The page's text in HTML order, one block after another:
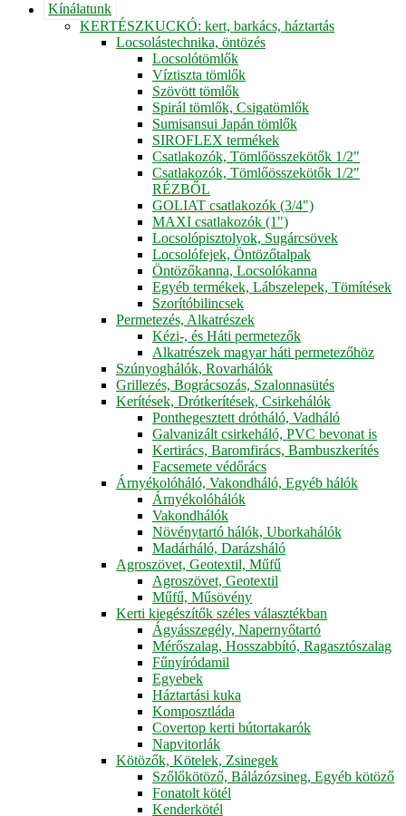
Kínálatunk
KERTÉSZKUCKÓ: kert, barkács, háztartás
Locsolástechnika, öntözés
Locsolótömlők
Víztiszta tömlők
Szövött tömlők
Spirál tömlők, Csigatömlők
Sumisansui Japán tömlők
SIROFLEX termékek
Csatlakozók, Tömlőösszekötők 1/2"
Csatlakozók, Tömlőösszekötők 1/2"
RÉZBŐL
GOLIAT csatlakozók (3/4")
MAXI csatlakozók (1")
Locsolópisztolyok, Sugárcsövek
Locsolófejek, Öntözőtalpak
Öntözőkanna, Locsolókanna
Egyéb termékek, Lábszelepek, Tömítések
Szorítóbilincsek
Permetezés, Alkatrészek
Kézi-, és Háti permetezők
Alkatrészek magyar háti permetezőhöz
Szúnyoghálók, Rovarhálók
Grillezés, Bográcsozás, Szalonnasütés
Kerítések, Drótkerítések, Csirkehálók
Ponthegesztett drótháló, Vadháló
Galvanizált csirkeháló, PVC bevonat is
Kertirács, Baromfirács, Bambuszkerítés
Facsemete védőrács
Árnyékolóháló, Vakondháló, Egyéb hálók
Árnyékolóhálók
Vakondhálók
Növénytartó hálók, Uborkahálók
Madárháló, Darázsháló
Agroszövet, Geotextil, Műfű
Agroszövet, Geotextil
Műfű, Műsövény
Kerti kiegészítők széles választékban
Ágyásszegély, Napernyőtartó
Mérőszalag, Hosszabbító, Ragasztószalag
Fűnyíródamil
Egyebek
Háztartási kuka
Komposztláda
Covertop kerti bútortakarók
Napvitorlák
Kötözők, Kötelek, Zsinegek
Szőlőkötöző, Bálázózsineg, Egyéb kötöző
Fonatolt kötél
Kenderkötél